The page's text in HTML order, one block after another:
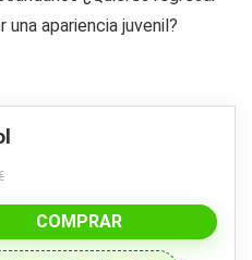
apariencia juvenil?
COMPRAR